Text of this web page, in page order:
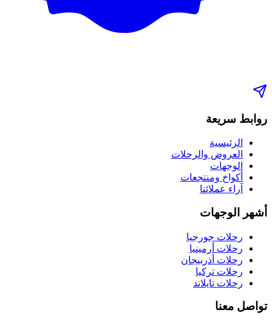
روابط سريعة
الرئيسية
العروض والرحلات
الوجهات
أكواخ ومنتجعات
آراء عملائنا
أشهر الوجهات
رحلات جورجيا
رحلات أرمينيا
رحلات أذربيجان
رحلات تركيا
رحلات تايلاند
تواصل معنا